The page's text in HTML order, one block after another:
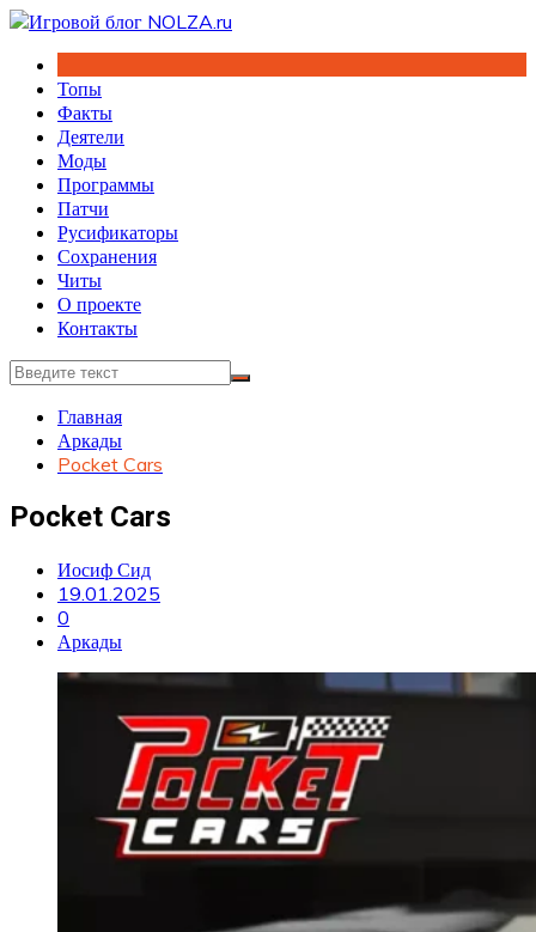
Перейти
содержимому
Топы
Факты
Деятели
Моды
Программы
Патчи
Русификаторы
Сохранения
Читы
О проекте
Контакты
Главная
Аркады
Pocket Cars
Pocket Cars
Иосиф Сид
19.01.2025
0
Аркады